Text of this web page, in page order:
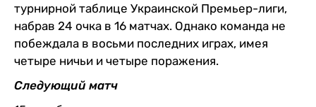
турнирной таблице Украинской Премьер-лиги,
набрав 24 очка в 16 матчах. Однако команда не
побеждала в восьми последних играх, имея
четыре ничьи и четыре поражения.
Следующий матч